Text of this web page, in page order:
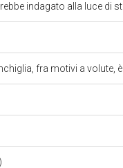
indagato alla luce di
fra motivi a